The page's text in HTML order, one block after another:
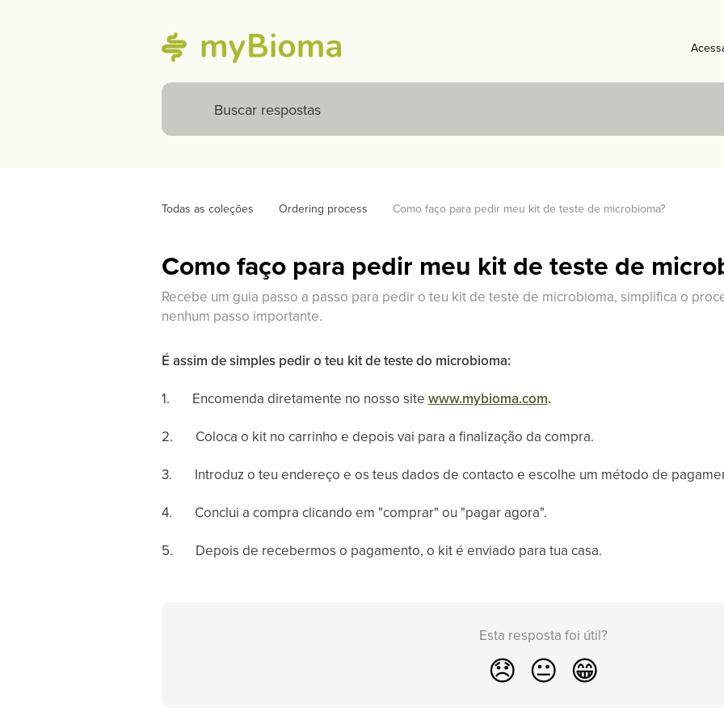
Todas as coleções Ordering process Como faço para pedir meu kit de teste de microbioma?
Como faço para pedir meu kit de teste de
Recebe um guia passo a passo para pedir o teu kit de teste de microbioma, simplifica o
nenhum passo importante.
É assim de simples pedir o teu kit de teste do microbioma:
1.
Encomenda diretamente no nosso site www.mybioma.com.
2. Coloca o kit no carrinho e depois vai para a finalização da compra.
3. Introduz o teu endereço e os teus dados de contacto e escolhe um método de
4. Conclui a compra clicando em "comprar" ou "pagar agora".
5. Depois de recebermos o pagamento, o kit é enviado para tua casa.
Esta resposta foi útil?
😞 😐 😁